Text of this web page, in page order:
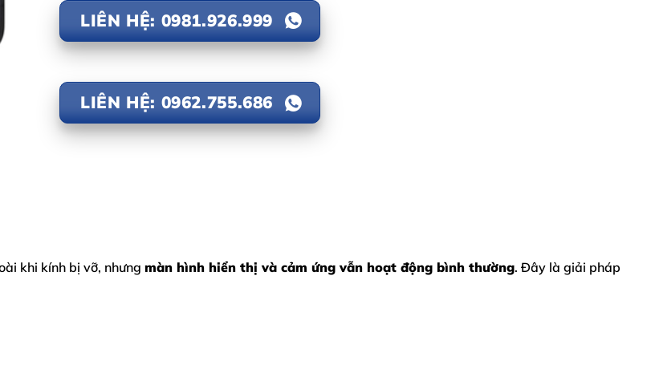
LIÊN HỆ: 0981.926.999
LIÊN HỆ: 0962.755.686
khi kính bị vỡ, nhưng màn hình hiển thị và cảm ứng vẫn hoạt động bình thường. Đây là giải pháp